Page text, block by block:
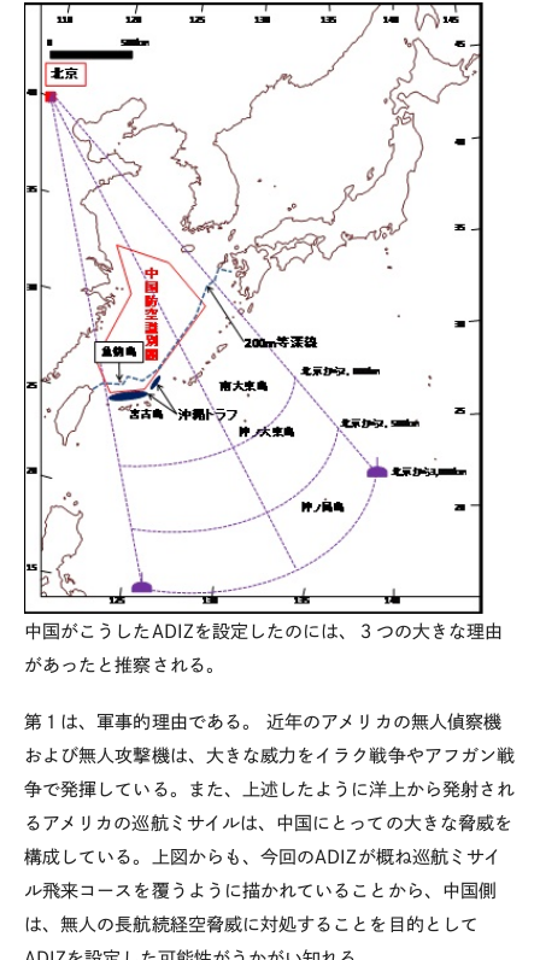
中国がこうしたADIZを設定したのには、３つの大きな理由
があったと推察される。
第１は、軍事的理由である。 近年のアメリカの無人偵察機
および無人攻撃機は、大きな威力をイラク戦争やアフガン戦
争で発揮している。また、上述したように洋上から発射され
るアメリカの巡航ミサイルは、中国にとっての大きな脅威を
構成している。上図からも、今回のADIZが概ね巡航ミサイ
ル飛来コースを覆うように描かれていることから、中国側
は、無人の長航続経空脅威に対処することを目的として